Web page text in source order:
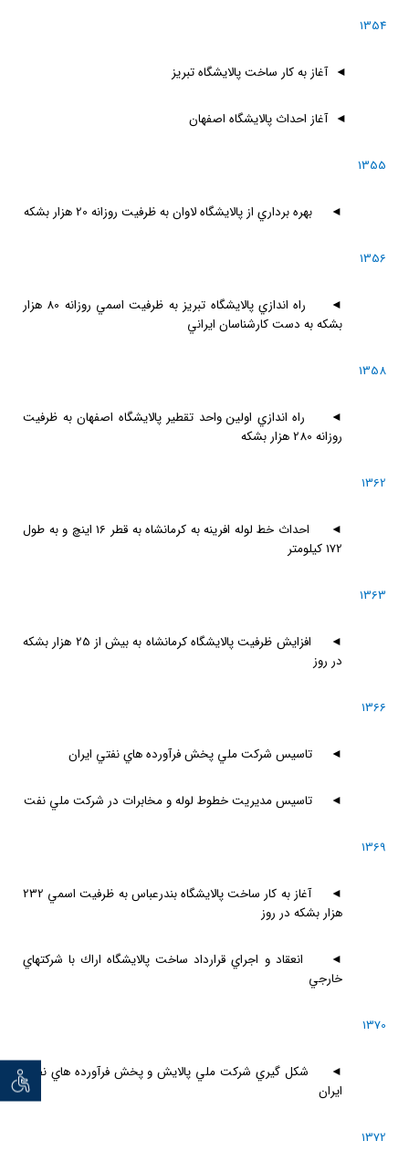
توان
1354
◄آغاز به كار ساخت پالايشگاه تبريز
◄آغاز احداث پالايشگاه اصفهان
1355
◄ بهره برداري از پالايشگاه لاوان به ظرفيت روزانه 20 هزار بشكه
1356
◄
راه اندازي پالايشگاه تبريز به ظرفيت اسمي روزانه 80 هزار
بشكه به دست كارشناسان ايراني
1358
◄ راه اندازي اولين واحد تقطير پالايشگاه اصفهان به ظرفيت
روزانه 280 هزار بشكه
1362
◄
احداث خط لوله افرينه به كرمانشاه به قطر 16 اينچ و به طول
172 كيلومتر
1363
◄
افزايش ظرفيت پالايشگاه كرمانشاه به بيش از 25 هزار بشكه
در روز
1366
◄ تاسيس شركت ملي پخش فرآورده هاي نفتي ايران
◄ تاسيس مديريت خطوط لوله و مخابرات در شركت ملي نفت
1369
◄
آغاز به كار ساخت پالايشگاه بندرعباس به ظرفيت اسمي 232
هزار بشكه در روز
◄ انعقاد و اجراي قرارداد ساخت پالايشگاه اراك با شركتهاي
خارجي
1370
◄ شكل گيري شركت ملي پالايش و پخش فرآورده هاي نفتي
ايران
1372